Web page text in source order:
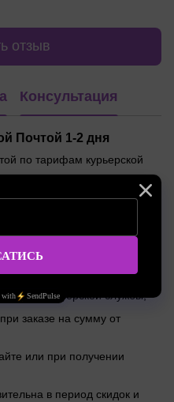
отзыв
Консультация
Почтой 1-2 дня
по тарифам курьерской
при заказе на сумму
или при получении
4 дня
курьерской службы;
заказе на сумму от
или при получении
в период скидок и